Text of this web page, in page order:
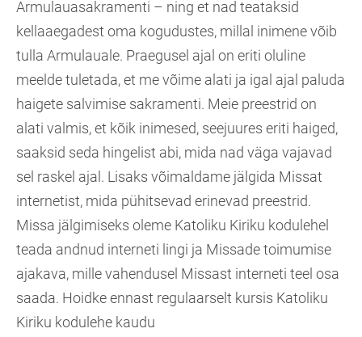
Armulauasakramenti – ning et nad teataksid
kellaaegadest oma kogudustes, millal inimene võib
tulla Armulauale. Praegusel ajal on eriti oluline
meelde tuletada, et me võime alati ja igal ajal paluda
haigete salvimise sakramenti. Meie preestrid on
alati valmis, et kõik inimesed, seejuures eriti haiged,
saaksid seda hingelist abi, mida nad väga vajavad
sel raskel ajal. Lisaks võimaldame jälgida Missat
internetist, mida pühitsevad erinevad preestrid.
Missa jälgimiseks oleme Katoliku Kiriku kodulehel
teada andnud interneti lingi ja Missade toimumise
ajakava, mille vahendusel Missast interneti teel osa
saada. Hoidke ennast regulaarselt kursis Katoliku
Kiriku kodulehe kaudu